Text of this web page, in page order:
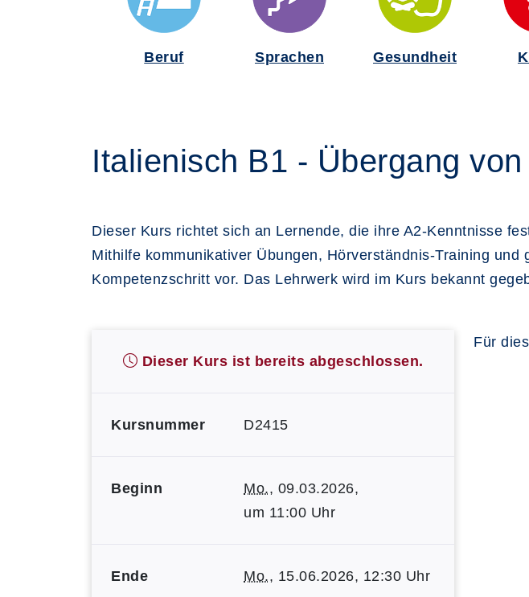
Beruf Sprachen Gesundheit
Italienisch B1 - Übergang
Dieser Kurs richtet sich an Lernende, die ihre A2-Kenntnisse
Mithilfe kommunikativer Übungen, Hörverständnis-Training
Kompetenzschritt vor. Das Lehrwerk wird im Kurs bekannt
Dieser Kurs ist bereits abgeschlossen.
Kursnummer D2415
Beginn Mo., 09.03.2026,
um 11:00 Uhr
Ende Mo., 15.06.2026, 12:30 Uhr
Für